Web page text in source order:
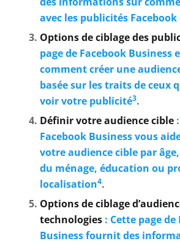
avec les publicités
Options de ciblage des
page de Facebook Business
comment créer une
basée sur les traits de ceux
voir votre publicité3.
Définir votre audience cible:
Facebook Business vous
votre audience cible par
du ménage, éducation ou
localisation4.
Options de ciblage
technologies: Cette page de
Business fournit des